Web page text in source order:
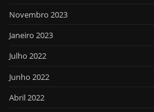
Novembro 2023
Janeiro 2023
Julho 2022
Junho 2022
Abril 2022